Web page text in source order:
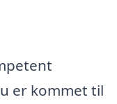
er kommet til